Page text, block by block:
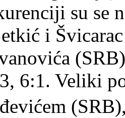
su se
i
6:1. Veliki